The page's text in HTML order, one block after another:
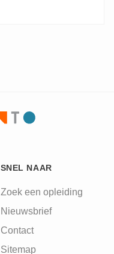
SNEL NAAR
Zoek een opleiding
Nieuwsbrief
Contact
Sitemap